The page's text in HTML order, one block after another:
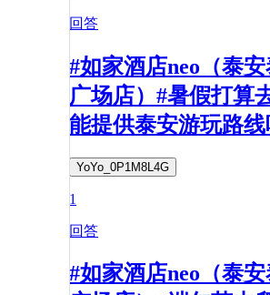
回答
#如家酒店neo（泰
广场店）#暑假打算
能提供泰安游玩路线
YoYo_0P1M8L4G
1
回答
#如家酒店neo（泰